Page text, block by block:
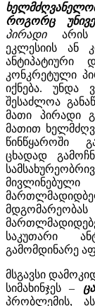
როგორც
პირადი
ეკლესიის ან
ანტიპატიური
კონკრეტული
იქნება. უნდა
შესაძლოა
მათი პირადი
მათით
წინწყაროში
ცხადად
მივლინებული
საკუთარი
გამომდინარე
მსგავსი
სიმახინჯეს –
პრობლემის,